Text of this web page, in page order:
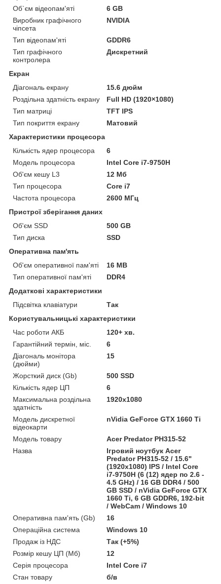
Об`єм відеопам'яті
6 GB
Виробник графічного
чіпсета
NVIDIA
Тип відеопам'яті
GDDR6
Тип графічного
контролера
Дискретний
Екран
Діагональ екрану
15.6 дюйм
Роздільна здатність екрану
Full HD (1920×1080)
Тип матриці
TFT IPS
Тип покриття екрану
Матовий
Характеристики процесора
Кількість ядер процесора
6
Модель процесора
Intel Core i7-9750H
Об'єм кешу L3
12 Мб
Тип процесора
Core i7
Частота процесора
2600 МГц
Пристрої зберігання даних
Об'єм SSD
500 GB
Тип диска
SSD
Оперативна пам'ять
Об'єм оперативної пам'яті
16 MB
Тип оперативної пам'яті
DDR4
Додаткові характеристики
Підсвітка клавіатури
Так
Користувальницькі характеристики
Час роботи АКБ
120+ хв.
Гарантійний термін, міс.
6
Діагональ монітора
(дюйми)
15
Жорсткий диск (Gb)
500 SSD
Кількість ядер ЦП
6
Максимальна роздільна
здатність
1920x1080
Модель дискретної
відеокарти
nVidia GeForce GTX 1660 Ti
Модель товару
Acer Predator PH315-52
Назва
Ігровий ноутбук Acer
Predator PH315-52 / 15.6"
(1920x1080) IPS / Intel Core
i7-9750H (6 (12) ядер по 2.6 -
4.5 GHz) / 16 GB DDR4 / 500
GB SSD / nVidia GeForce GTX
1660 Ti, 6 GB GDDR6, 192-bit
/ WebCam / Windows 10
Оперативна пам'ять (Gb)
16
Операційна система
Windows 10
Продаж із НДС
Так (+5%)
Розмір кешу ЦП (Мб)
12
Серія процесора
Intel Core i7
Стан товару
б/в